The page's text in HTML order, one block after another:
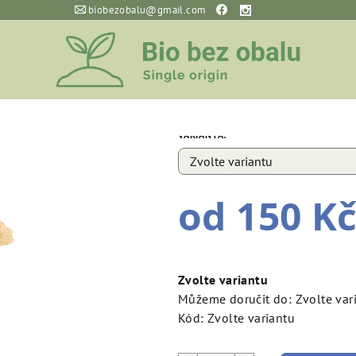
Lucuma
VARIANTA:
od 150 Kč
cena:
Zvolte variantu
Můžeme doručit do: Zvolte
Kód: Zvolte variantu
biobezobalu@gmail.com